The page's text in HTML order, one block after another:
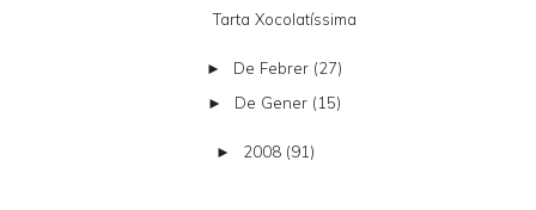
Tarta Xocolatíssima
► De Febrer (27)
► De Gener (15)
► 2008 (91)